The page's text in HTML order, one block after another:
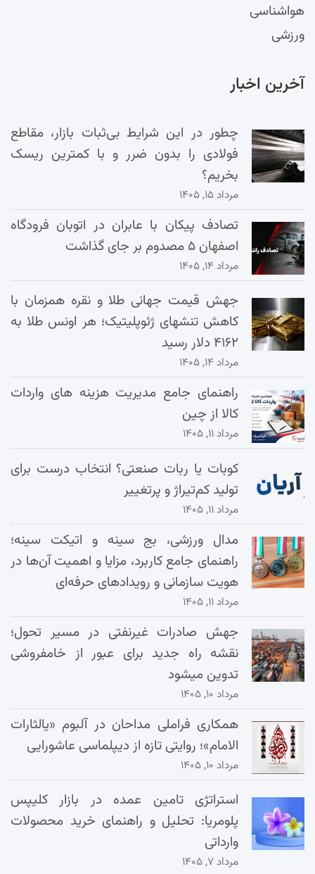
هواشناسی
ورزشی
آخرین اخبار
چطور در این شرایط بی‌ثبات بازار، مقاطع
فولادی را بدون ضرر و با کمترین ریسک
بخریم؟
مرداد ۱۵, ۱۴۰۵
تصادف پیکان با عابران در اتوبان فرودگاه
اصفهان ۵ مصدوم بر جای گذاشت
مرداد ۱۴, ۱۴۰۵
جهش قیمت جهانی طلا و نقره همزمان با
کاهش تنشهای ژئوپلیتیک؛ هر اونس طلا به
۴۱۶۲ دلار رسید
مرداد ۱۴, ۱۴۰۵
راهنمای جامع مدیریت هزینه‌ های واردات
کالا از چین
مرداد ۱۱, ۱۴۰۵
کوبات یا ربات صنعتی؟ انتخاب درست برای
تولید کم‌تیراژ و پرتغییر
مرداد ۱۱, ۱۴۰۵
مدال ورزشی، بج سینه و اتیکت سینه؛
راهنمای جامع کاربرد، مزایا و اهمیت آن‌ها در
هویت سازمانی و رویدادهای حرفه‌ای
مرداد ۱۱, ۱۴۰۵
جهش صادرات غیرنفتی در مسیر تحول؛
نقشه راه جدید برای عبور از خامفروشی
تدوین میشود
مرداد ۱۰, ۱۴۰۵
همکاری فراملی مداحان در آلبوم «یالثارات
الامام»؛ روایتی تازه از دیپلماسی عاشورایی
مرداد ۱۰, ۱۴۰۵
استراتژی تامین عمده در بازار کلیپس
پلومریا: تحلیل و راهنمای خرید محصولات
وارداتی
مرداد ۷, ۱۴۰۵